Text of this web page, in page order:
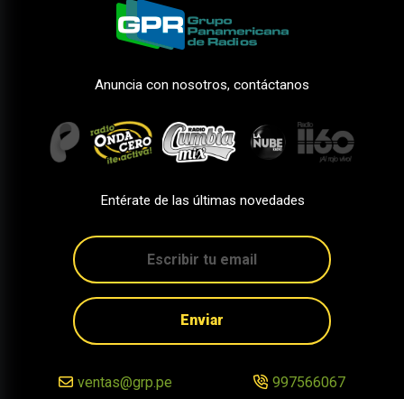
Anuncia con nosotros, contáctanos
Entérate de las últimas novedades
Enviar
ventas@grp.pe 997566067